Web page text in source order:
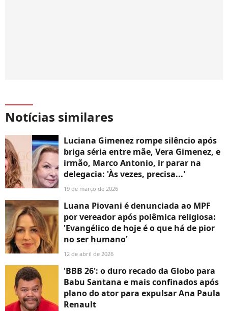
Notícias similares
Luciana Gimenez rompe silêncio após
briga séria entre mãe, Vera Gimenez, e
irmão, Marco Antonio, ir parar na
delegacia: 'Às vezes, precisa...'
19 de março de 2026
Luana Piovani é denunciada ao MPF
por vereador após polêmica religiosa:
'Evangélico de hoje é o que há de pior
no ser humano'
12 de abril de 2026
'BBB 26': o duro recado da Globo para
Babu Santana e mais confinados após
plano do ator para expulsar Ana Paula
Renault